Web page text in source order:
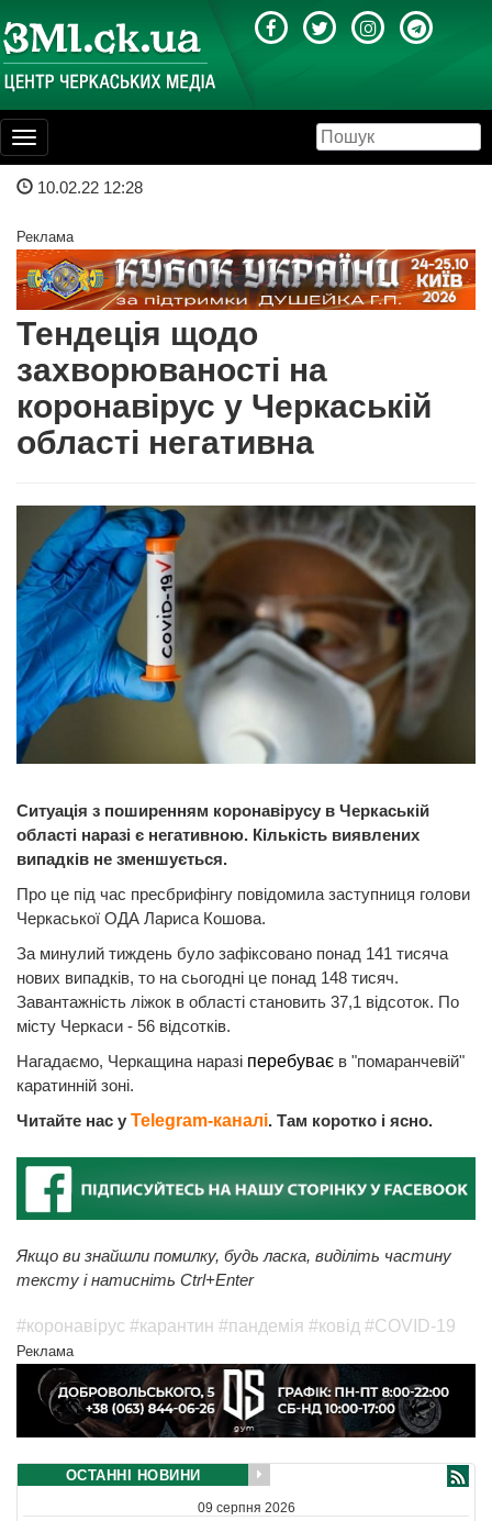
Toggle
navigation
10.02.22 12:28
Реклама
Тендеція щодо
захворюваності на
коронавірус у Черкаській
області негативна
Ситуація з поширенням коронавірусу в Черкаській
області наразі є негативною. Кількість виявлених
випадків не зменшується.
Про це під час пресбрифінгу повідомила заступниця голови
Черкаської ОДА Лариса Кошова.
За минулий тиждень було зафіксовано понад 141 тисяча
нових випадків, то на сьогодні це понад 148 тисяч.
Завантажність ліжок в області становить 37,1 відсоток. По
місту Черкаси - 56 відсотків.
Нагадаємо, Черкащина наразі перебуває в "помаранчевій"
каратинній зоні.
Читайте нас у Telegram-каналі. Там коротко і ясно.
Якщо ви знайшли помилку, будь ласка, виділіть частину
тексту і натисніть Ctrl+Enter
#коронавірус #карантин #пандемія #ковід #COVID-19
Реклама
ОСТАННІ НОВИНИ
09 серпня 2026